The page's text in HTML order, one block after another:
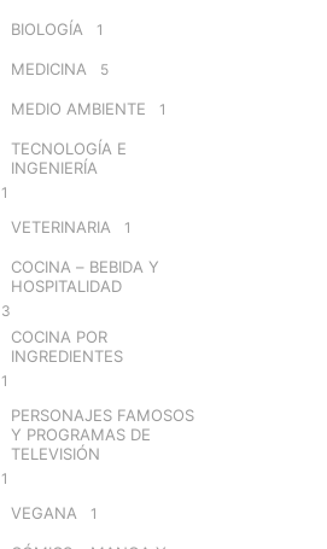
BIOLOGÍA 1
MEDICINA 5
MEDIO AMBIENTE 1
TECNOLOGÍA E
INGENIERÍA
1
VETERINARIA 1
COCINA – BEBIDA Y
HOSPITALIDAD
3
COCINA POR
INGREDIENTES
1
PERSONAJES FAMOSOS
Y PROGRAMAS DE
TELEVISIÓN
1
VEGANA 1